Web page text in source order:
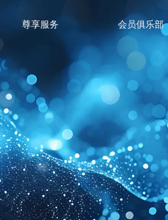
尊享服务 会员俱乐部